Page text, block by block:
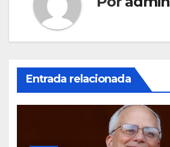
Entrada relacionada